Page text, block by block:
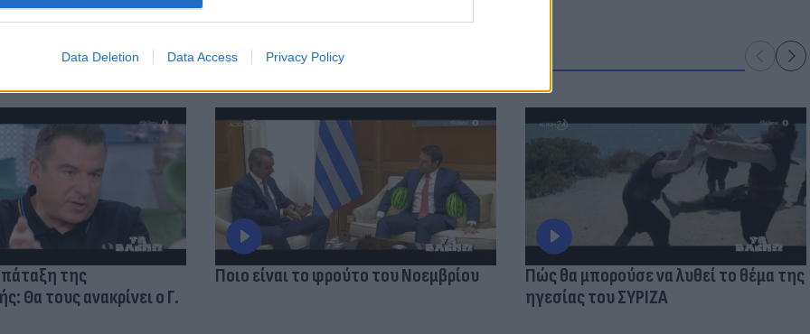
Data Deletion Data Access Privacy Policy
της
Θα τους ανακρίνει ο Γ.
Ποιο είναι το φρούτο του Νοεμβρίου
Πώς θα μπορούσε να λυθεί το θέμα της
ηγεσίας του ΣΥΡΙΖΑ